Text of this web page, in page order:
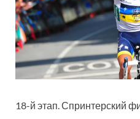
18-й этап. Спринтерский